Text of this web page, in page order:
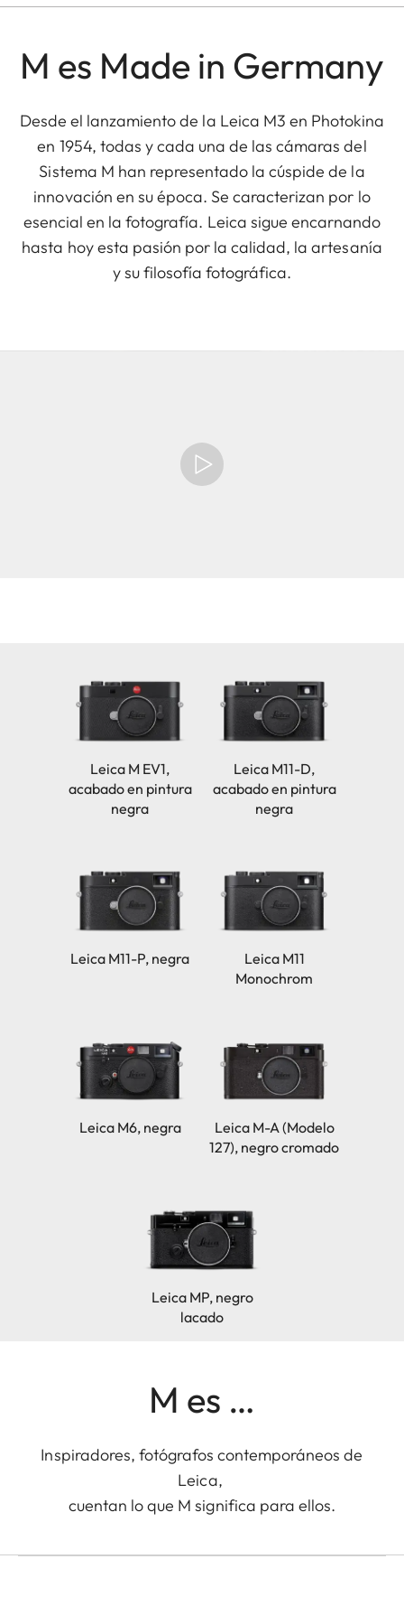
M es Made in Germany
Desde el lanzamiento de la Leica M3 en Photokina
en 1954, todas y cada una de las cámaras del
Sistema M han representado la cúspide de la
innovación en su época. Se caracterizan por lo
esencial en la fotografía. Leica sigue encarnando
hasta hoy esta pasión por la calidad, la artesanía
y su filosofía fotográfica.
Leica M EV1,
acabado en pintura
negra
Leica M11-D,
acabado en pintura
negra
Leica M11-P, negra
Leica M11
Monochrom
Leica M6, negra
Leica M-A (Modelo
127), negro cromado
Leica MP, negro
lacado
M es …
Inspiradores, fotógrafos contemporáneos de
Leica,
cuentan lo que M significa para ellos.
LEICA M EV1
Eolo Perfido con Leica M
EV1 en Tokio